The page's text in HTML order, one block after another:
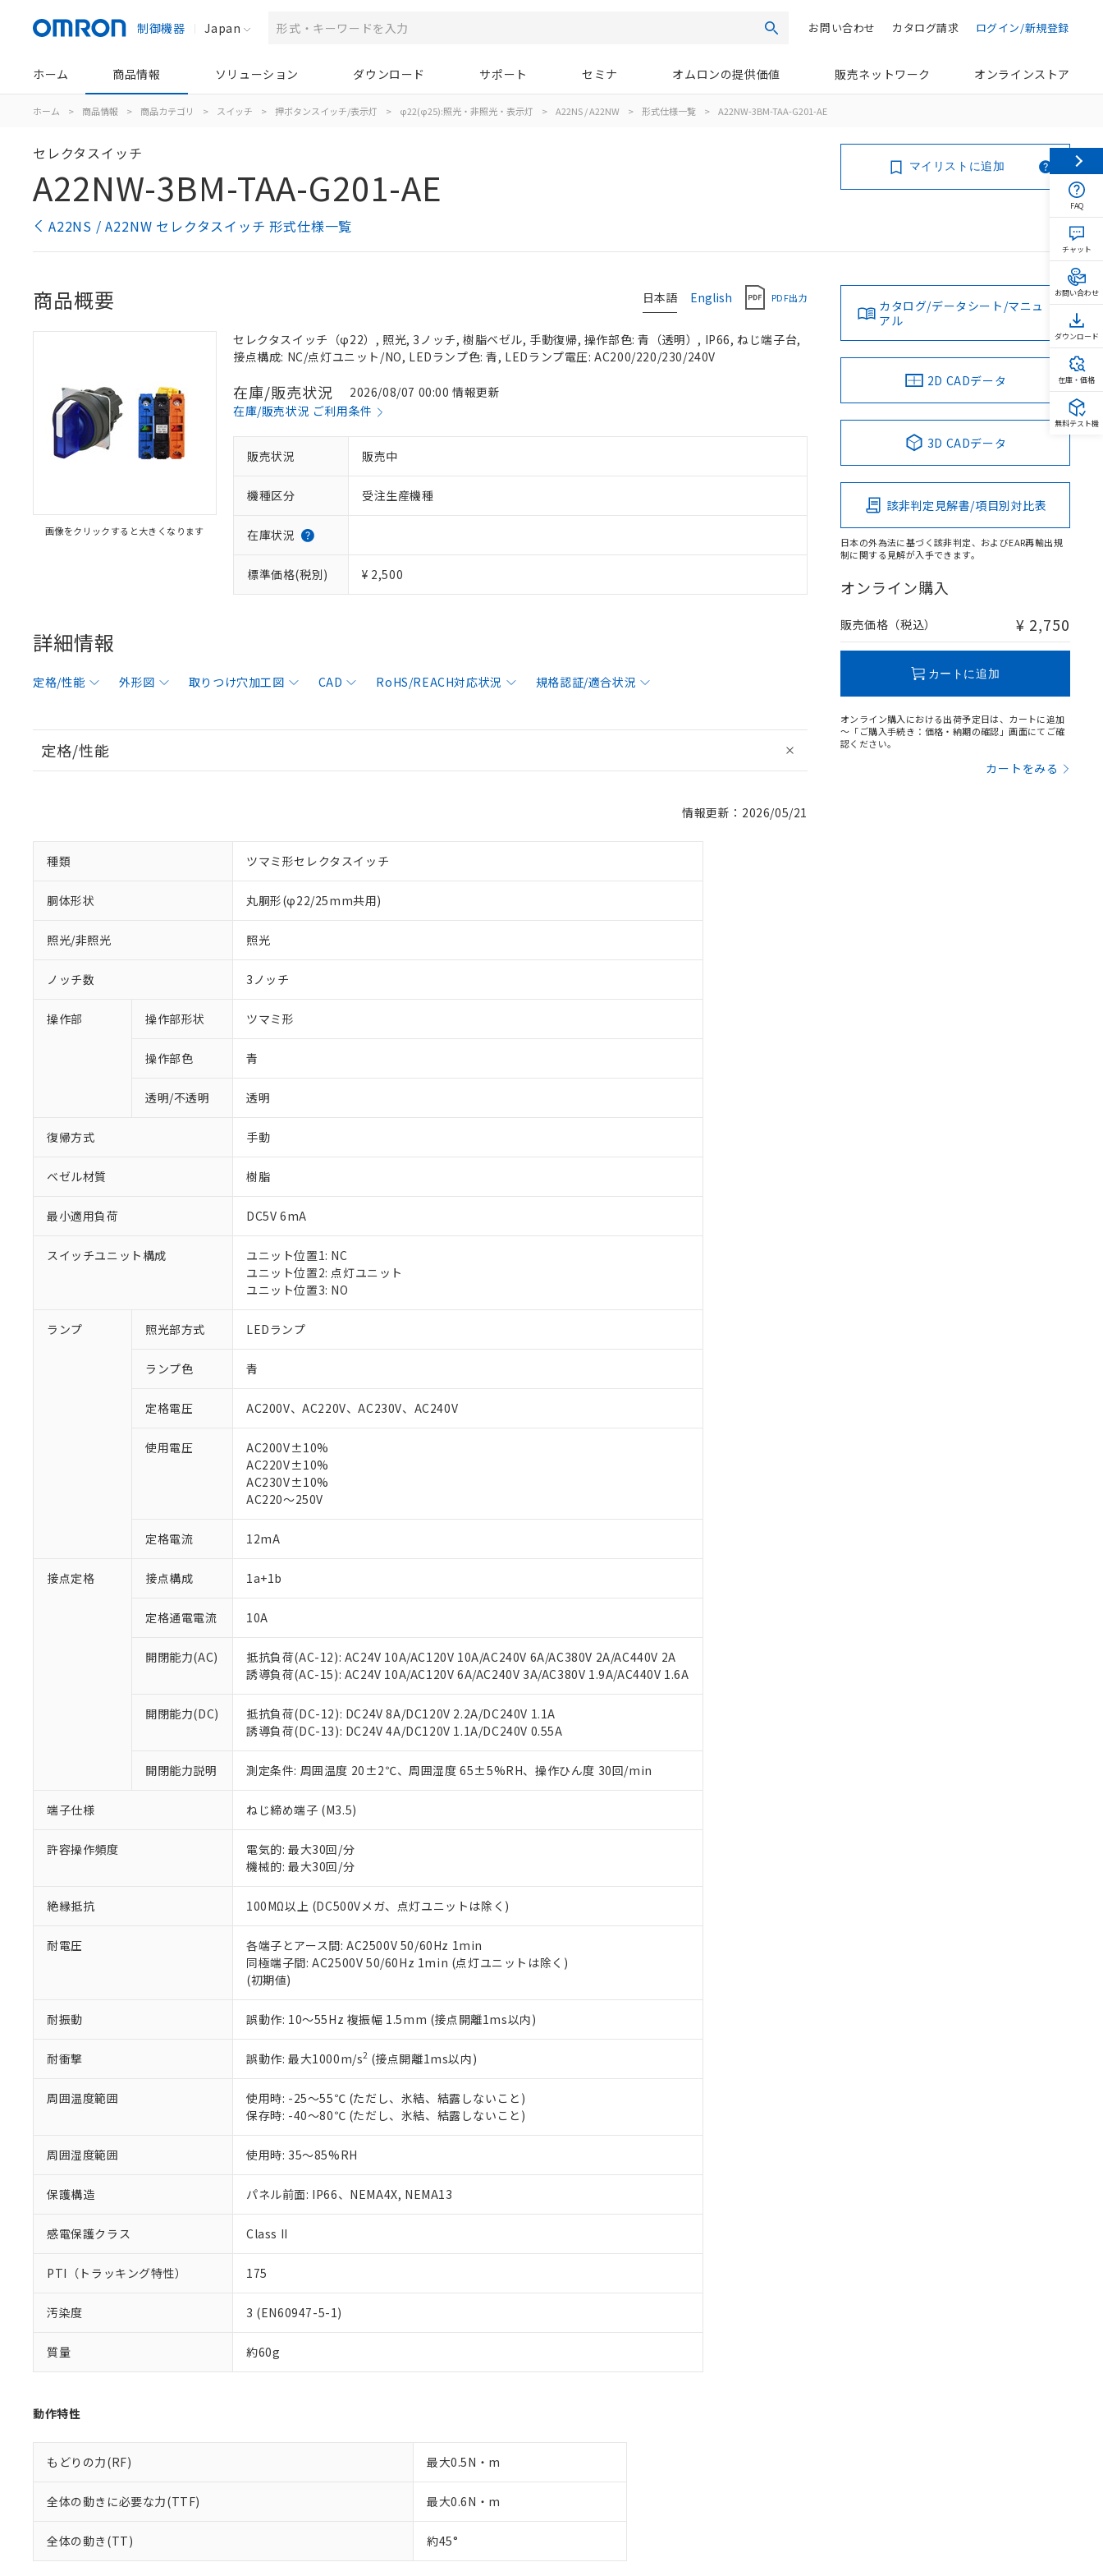
制御機器 Japan 検索 ログイン/新規登録
カタログ請求
お問い合わせ
ホーム 商品情報 ソリューション ダウンロード サポート セミナ オムロンの提供価値 販売ネットワーク オンラインストア
ホーム > 商品情報 > 商品カテゴリ > スイッチ > 押ボタンスイッチ/表示灯 > φ22(φ25):照光・非照光・表示灯 > A22NS / A22NW > 形式仕様一覧 > A22NW-3BM-TAA-G201-AE
セレクタスイッチ
A22NW-3BM-TAA-G201-AE
A22NS / A22NW セレクタスイッチ 形式仕様一覧
マイリストに追加
日本語 English PDF出力
商品概要
画像をクリックすると大きくなります
セレクタスイッチ（φ22）, 照光, 3ノッチ, 樹脂ベゼル, 手動復帰, 操作部色: 青（透明）, IP66, ねじ端子台,
接点構成: NC/点灯ユニット/NO, LEDランプ色: 青, LEDランプ電圧: AC200/220/230/240V
在庫/販売状況
2026/08/07 00:00 情報更新
在庫/販売状況 ご利用条件
販売状況 販売中
機種区分 受注生産機種
在庫状況
標準価格(税別) ¥ 2,500
詳細情報
定格/性能 外形図 取りつけ穴加工図 CAD RoHS/REACH対応状況 規格認証/適合状況
定格/性能
情報更新：2026/05/21
種類 ツマミ形セレクタスイッチ
胴体形状 丸胴形(φ22/25mm共用)
照光/非照光 照光
ノッチ数 3ノッチ
操作部 操作部形状 ツマミ形
操作部色 青
透明/不透明 透明
復帰方式 手動
ベゼル材質 樹脂
最小適用負荷 DC5V 6mA
スイッチユニット構成
ユニット位置1: NC
ユニット位置2: 点灯ユニット
ユニット位置3: NO
ランプ 照光部方式 LEDランプ
ランプ色 青
定格電圧 AC200V、AC220V、AC230V、AC240V
使用電圧
AC200V±10%
AC220V±10%
AC230V±10%
AC220～250V
定格電流 12mA
接点定格 接点構成 1a+1b
定格通電電流 10A
開閉能力(AC)
抵抗負荷(AC-12): AC24V 10A/AC120V 10A/AC240V 6A/AC380V 2A/AC440V 2A
誘導負荷(AC-15): AC24V 10A/AC120V 6A/AC240V 3A/AC380V 1.9A/AC440V 1.6A
開閉能力(DC)
抵抗負荷(DC-12): DC24V 8A/DC120V 2.2A/DC240V 1.1A
誘導負荷(DC-13): DC24V 4A/DC120V 1.1A/DC240V 0.55A
開閉能力説明 測定条件: 周囲温度 20±2℃、周囲湿度 65±5%RH、操作ひん度 30回/min
端子仕様 ねじ締め端子 (M3.5)
許容操作頻度
電気的: 最大30回/分
機械的: 最大30回/分
絶縁抵抗 100MΩ以上 (DC500Vメガ、点灯ユニットは除く)
耐電圧
各端子とアース間: AC2500V 50/60Hz 1min
同極端子間: AC2500V 50/60Hz 1min (点灯ユニットは除く)
(初期値)
耐振動 誤動作: 10～55Hz 複振幅 1.5mm (接点開離1ms以内)
耐衝撃 誤動作: 最大1000m/s2 (接点開離1ms以内)
周囲温度範囲
使用時: -25～55℃ (ただし、氷結、結露しないこと)
保存時: -40～80℃ (ただし、氷結、結露しないこと)
周囲湿度範囲 使用時: 35～85%RH
保護構造 パネル前面: IP66、NEMA4X, NEMA13
感電保護クラス Class II
PTI（トラッキング特性） 175
汚染度 3 (EN60947-5-1)
質量 約60g
動作特性
もどりの力(RF) 最大0.5N・m
全体の動きに必要な力(TTF) 最大0.6N・m
全体の動き(TT) 約45°
カタログ/データシート/マニュ
アル
2D CADデータ
3D CADデータ
該非判定見解書/項目別対比表
日本の外為法に基づく該非判定、およびEAR再輸出規
制に関する見解が入手できます。
オンライン購入
販売価格（税込） ¥ 2,750
カートに追加
オンライン購入における出荷予定日は、カートに追加
～「ご購入手続き：価格・納期の確認」画面にてご確
認ください。
カートをみる
ご利用条件
以下の条件をお読みいただき、同意のうえご利用ください。
本サービスは、当社制御機器事業取扱商品の当社在庫状況および標準価格(税抜)を提供させていただ
くものです。
当社制御機器事業取扱商品の中には、本サービスの対象外となる商品もあることをご了承ください。
在庫状況および標準価格照会結果は、記載している更新日時点での社内データに基づき作成されるも
のであり、閲覧された時点での実際の在庫および標準価格とは異なる場合があることをご了承くださ
い。
当社販売員にご相談ください。
オムロン制御機器販売店や当社販売拠点は「 販売ネットワーク
」をご確認ください。
す。
マイパーツ機能（部品リスト作成サービス）をご利用いただくには、I-Webメンバーズにご登録され
ている必要があります。
お客様が当ウェブサイト上で当社にご登録された部品リストについて、当社および当社の共同利用者
が、当社の製品・サービスに関するお客様との取引・商談に必要な範囲で利用することをご了承くだ
さい。
※当社の共同利用者とは、
"個人情報の共同利用に関して"
※1 対応状況
対応済み：EU RoHS指令（10物質）の非含有に対応した製品が提供可能な商品です。
対応予定：EU RoHS指令（10物質）の非含有に対応した製品に切り替える予定のある商品です。
対応予定なし：EU RoHS指令（10物質）の非含有に非対応の商品で、対応品を出す予定はありません。
調査・確認中：EU RoHS指令（10物質）の非含有の対応状況を調査中または確認中の商品です。
非該当品：ライセンス料など無形物で、有害物質有無と関係のない商品です。
*EU RoHS指令（10物質）：
鉛(Pb) 1000ppm以下、 水銀(Hg) 1000ppm以下、 カドミウム(Cd) 100ppm以下、
六価クロム(Cr(Ⅵ)) 1000ppm以下、ポリ臭化ビフェニル類(PBB) 1000ppm以下、ポリ臭化ジフェニルエーテル類(PBDE) 1000ppm以下、
フタル酸ビス(2-エチルヘキシル) (DEHP)(別名：DOP) 1000ppm以下、フタル酸ブチルベンジル（BBP） 1000ppm以下、フタル酸ジブチ
ル（DBP） 1000ppm以下、フタル酸ジイソブチル (DIBP) 1000ppm以下
フタル酸エステル類の４物質については閾値を超える意図的な使用がないことを確認しています。
※2 対応予定月
※3 非含有証明書ダウンロード
下記の非含有証明書をダウンロードすることができます。
EU RoHS指令（10物質）の非含有証明書
51物質の非含有証明書（当社基準）
※本証明書は発行日時点で非含有を証明するもので、過去に遡って非含有を証明するものではありません。
また、RoHS指令のフタル酸エステル類４物質の対応では、対応完了までの期間は出荷製品に未対応品が
既に当社にて対応品への在庫切替を完了していることから、特段のことがない限り、2022年1月12日よ
り割愛しております。
※1 中国RoHS○×表
「○」：最大均質材料含有率が中国RoHSの基準値以下であることを示します。
「×」：最大均質材料含有率が中国RoHSの基準値を超えていることを示します。
「－」：未確認です。当社販売部門へお問い合わせください。
Cr(Ⅵ)(六価クロム) : 1000ppm、 PBBs(ポリ臭化ビフェニル類) : 1000ppm、 PBDEs(ポリ臭化ジフェニルエーテル類) : 1000ppm、
DBP(フタル酸ジブチル) : 1000ppm、 DIBP(フタル酸ジイソブチル) : 1000ppm、 BBP(フタル酸ブチルベンジル) : 1000ppm、
DEHP(フタル酸ビス(2-エチルヘキシル)) : 1000ppm
※2 環境保護使用期限
「ｅ」：有害物質（10物質）のすべてが基準値以下であることを示します。
味します。
「－」：未確認です。当社販売部門へお問い合わせください。
う）を輸出または国外への提供する場合は、日本国政府の輸出許可(または役務取引許可)を取得する
などの必要な手続きをとります。
当社は規制貨物を破棄する場合は、完全に破砕するなど、違法に輸出されないよう必要な手段を講じ
ます。
当社は貴社製品を、核兵器、ミサイル、化学兵器、生物兵器またはその他武器並びにこれらの製造装
置等に一切使用いたしません。
当社は、貴社製品を第三者に販売する場合は、上記1、2および3の内容を当該第三者に通知します。
また当社は、販売先および販売に係わる関係者が違法に輸出するおそれがある場合は、取り引きをい
合意する キャンセル
記
号
説明
○ 一定数以上の在庫あり
△ 一定数には満たないが在庫あり
－
在庫なし(最新の在庫状況については、お客様のお取引先、またはお客様担当のオムロン制御
機器販売店・当社販売員にご確認ください)
空
白
受注生産機種、また在庫状況の情報を公開していない機種
FAQ
チャット
お問い合わせ
ダウンロード
在庫・価格
無料テスト機